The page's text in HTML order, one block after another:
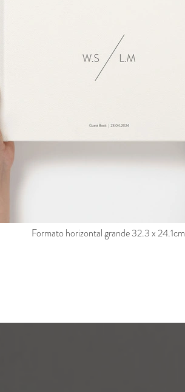
Formato horizontal grande 32.3 x 24.1cm